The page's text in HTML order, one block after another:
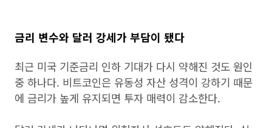
금리 변수와 달러 강세가 부담이 됐다
최근 미국 기준금리 인하 기대가 다시 약해진 것도 원인
중 하나다. 비트코인은 유동성 자산 성격이 강하기 때문
에 금리가 높게 유지되면 투자 매력이 감소한다.